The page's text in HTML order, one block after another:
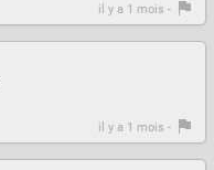
il y a 1 mois -
il y a 1 mois -